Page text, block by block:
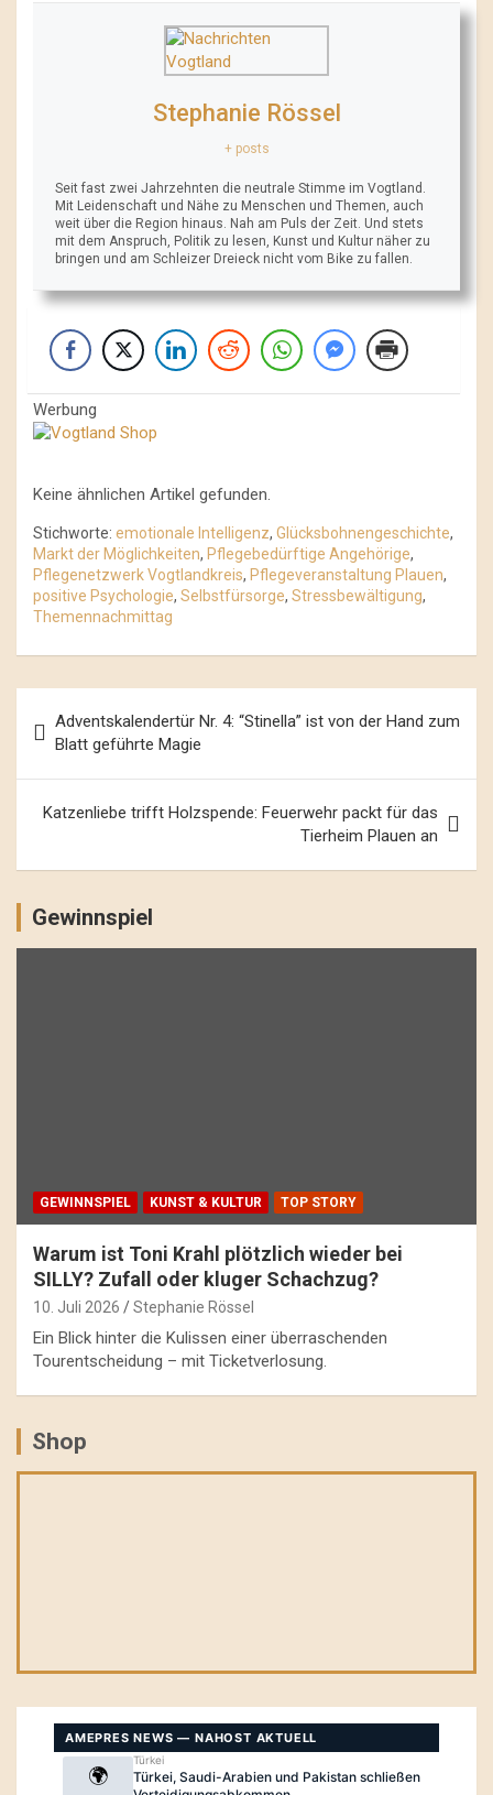
Stephanie Rössel
+ posts
Seit fast zwei Jahrzehnten die neutrale Stimme im Vogtland.
Mit Leidenschaft und Nähe zu Menschen und Themen, auch
weit über die Region hinaus. Nah am Puls der Zeit. Und stets
mit dem Anspruch, Politik zu lesen, Kunst und Kultur näher zu
bringen und am Schleizer Dreieck nicht vom Bike zu fallen.
Werbung
Keine ähnlichen Artikel gefunden.
Stichworte: emotionale Intelligenz, Glücksbohnengeschichte,
Markt der Möglichkeiten, Pflegebedürftige Angehörige,
Pflegenetzwerk Vogtlandkreis, Pflegeveranstaltung Plauen,
positive Psychologie, Selbstfürsorge, Stressbewältigung,
Themennachmittag
Navigation
Adventskalendertür Nr. 4: “Stinella” ist von der Hand zum
Blatt geführte Magie
Katzenliebe trifft Holzspende: Feuerwehr packt für das
Tierheim Plauen an
Gewinnspiel
GEWINNSPIEL KUNST & KULTUR TOP STORY
Warum ist Toni Krahl plötzlich wieder bei
SILLY? Zufall oder kluger Schachzug?
10. Juli 2026 Stephanie Rössel
Ein Blick hinter die Kulissen einer überraschenden
Tourentscheidung – mit Ticketverlosung.
Shop